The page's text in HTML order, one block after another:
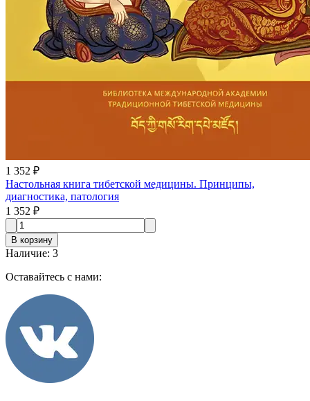
1 352 ₽
Настольная книга тибетской медицины. Принципы,
диагностика, патология
1 352 ₽
В корзину
Наличие: 3
Оставайтесь с нами: